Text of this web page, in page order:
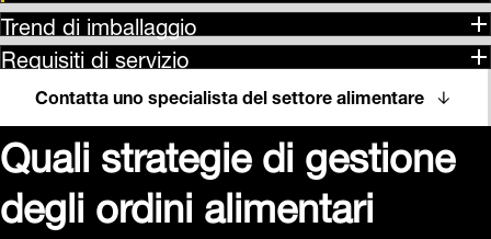
Trend di imballaggio
Requisiti di servizio
Contatta uno specialista del settore alimentare
Quali strategie di gestione
degli ordini alimentari